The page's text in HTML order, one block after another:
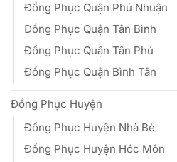
Đồng Phục Quận Phú Nhuận
Đồng Phục Quận Tân Bình
Đồng Phục Quận Tân Phú
Đồng Phục Quận Bình Tân
Đồng Phục Huyện
Đồng Phục Huyện Nhà Bè
Đồng Phục Huyện Hóc Môn